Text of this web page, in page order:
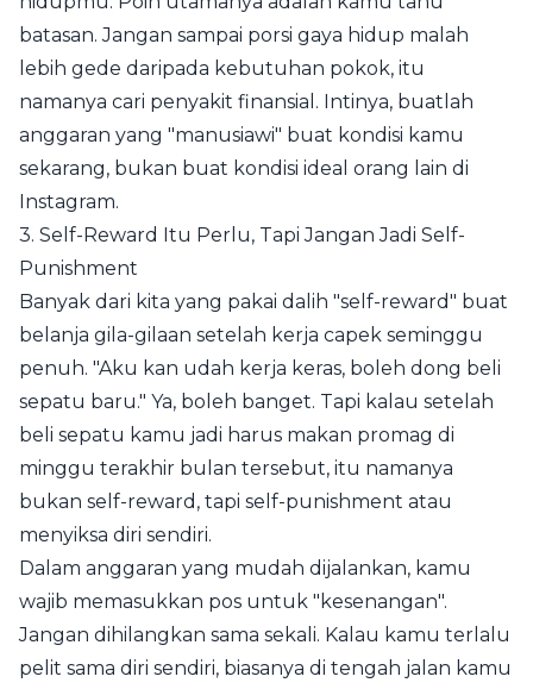
batasan. Jangan sampai porsi gaya hidup malah
lebih gede daripada kebutuhan pokok, itu
namanya cari penyakit finansial. Intinya, buatlah
anggaran yang "manusiawi" buat kondisi kamu
sekarang, bukan buat kondisi ideal orang lain di
Instagram.
3. Self-Reward Itu Perlu, Tapi Jangan Jadi Self-
Punishment
Banyak dari kita yang pakai dalih "self-reward" buat
belanja gila-gilaan setelah kerja capek seminggu
penuh. "Aku kan udah kerja keras, boleh dong beli
sepatu baru." Ya, boleh banget. Tapi kalau setelah
beli sepatu kamu jadi harus makan promag di
minggu terakhir bulan tersebut, itu namanya
bukan self-reward, tapi self-punishment atau
menyiksa diri sendiri.
Dalam anggaran yang mudah dijalankan, kamu
wajib memasukkan pos untuk "kesenangan".
Jangan dihilangkan sama sekali. Kalau kamu terlalu
pelit sama diri sendiri, biasanya di tengah jalan kamu